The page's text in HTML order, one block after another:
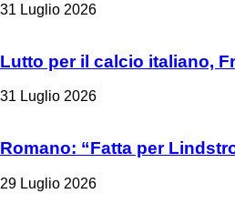
31 Luglio 2026
Lutto per il calcio italiano,
31 Luglio 2026
Romano: “Fatta per
29 Luglio 2026